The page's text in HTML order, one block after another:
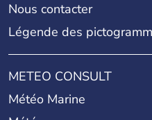
Nous contacter
Légende des
METEO CONSULT
Météo Marine